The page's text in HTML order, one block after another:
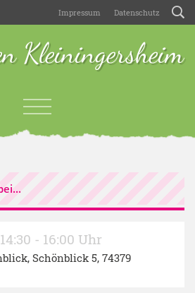
Impressum Datenschutz
Kleiningersheim
14:30 - 16:00 Uhr
, Schönblick 5, 74379